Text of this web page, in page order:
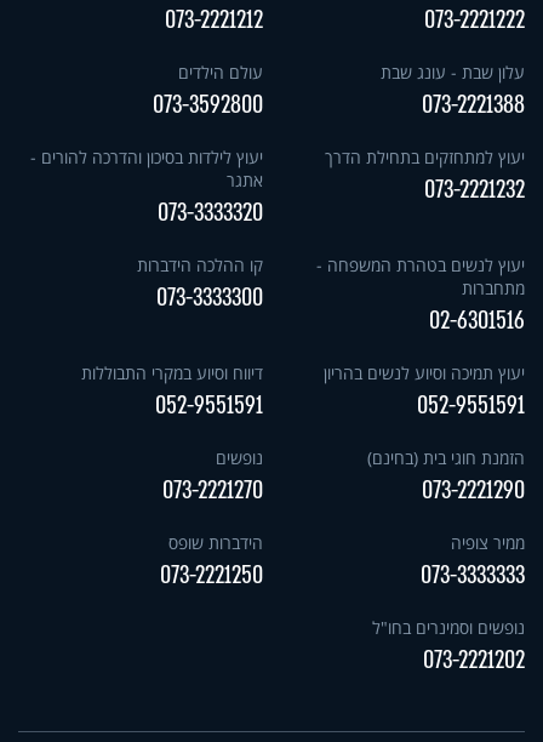
073-2221222
073-2221212
עלון שבת - עונג שבת
073-2221388
עולם הילדים
073-3592800
יעוץ למתחזקים בתחילת הדרך
073-2221232
יעוץ לילדות בסיכון והדרכה להורים -
אתגר
073-3333320
יעוץ לנשים בטהרת המשפחה -
מתחברות
02-6301516
קו ההלכה הידברות
073-3333300
יעוץ תמיכה וסיוע לנשים בהריון
052-9551591
דיווח וסיוע במקרי התבוללות
052-9551591
הזמנת חוגי בית (בחינם)
073-2221290
נופשים
073-2221270
ממיר צופיה
073-3333333
הידברות שופס
073-2221250
נופשים וסמינרים בחו"ל
073-2221202